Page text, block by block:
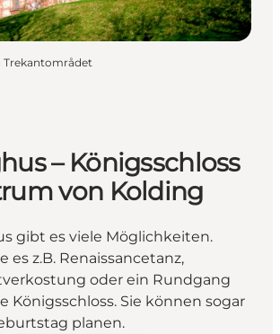
Trekantområdet
– Königsschloss
von Kolding
gibt es viele Möglichkeiten.
es z.B. Renaissancetanz,
oder ein Rundgang
Königsschloss. Sie können sogar
planen.